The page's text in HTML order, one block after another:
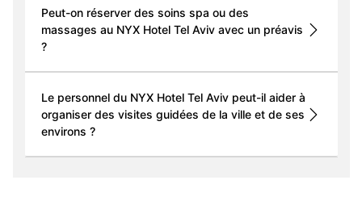
Peut-on réserver des soins spa ou des
massages au NYX Hotel Tel Aviv avec un préavis
?
Le personnel du NYX Hotel Tel Aviv peut-il aider à
organiser des visites guidées de la ville et de ses
environs ?